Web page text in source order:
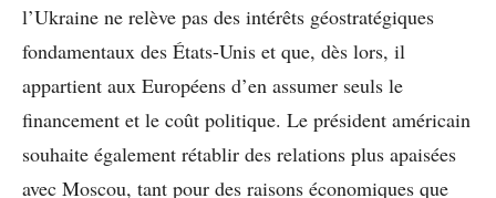
l’Ukraine ne relève pas des intérêts géostratégiques
fondamentaux des États-Unis et que, dès lors, il
appartient aux Européens d’en assumer seuls le
financement et le coût politique. Le président américain
souhaite également rétablir des relations plus apaisées
avec Moscou, tant pour des raisons économiques que